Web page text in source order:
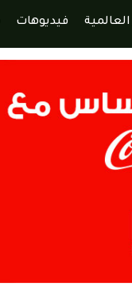
العالمية فيديوهات